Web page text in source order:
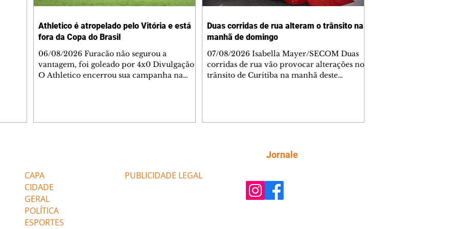
Athletico é atropelado pelo Vitória e está
fora da Copa do Brasil
06/08/2026 Furacão não segurou a
vantagem, foi goleado por 4x0 Divulgação
O Athletico encerrou sua campanha na
Marinho fecharam a conta no segundo.
Superado por 4×
Duas corridas de rua alteram o trânsito na
manhã de domingo
07/08/2026 Isabella Mayer/SECOM Duas
corridas de rua vão provocar alterações no
trânsito de Curitiba na manhã deste
deslocamentos com antecedência,
respeitem a sinalização provisória e as
utilizando rotas al
CAPA
CIDADE
GERAL
POLÍTICA
ESPORTES
PUBLICIDADE LEGAL
Jornale